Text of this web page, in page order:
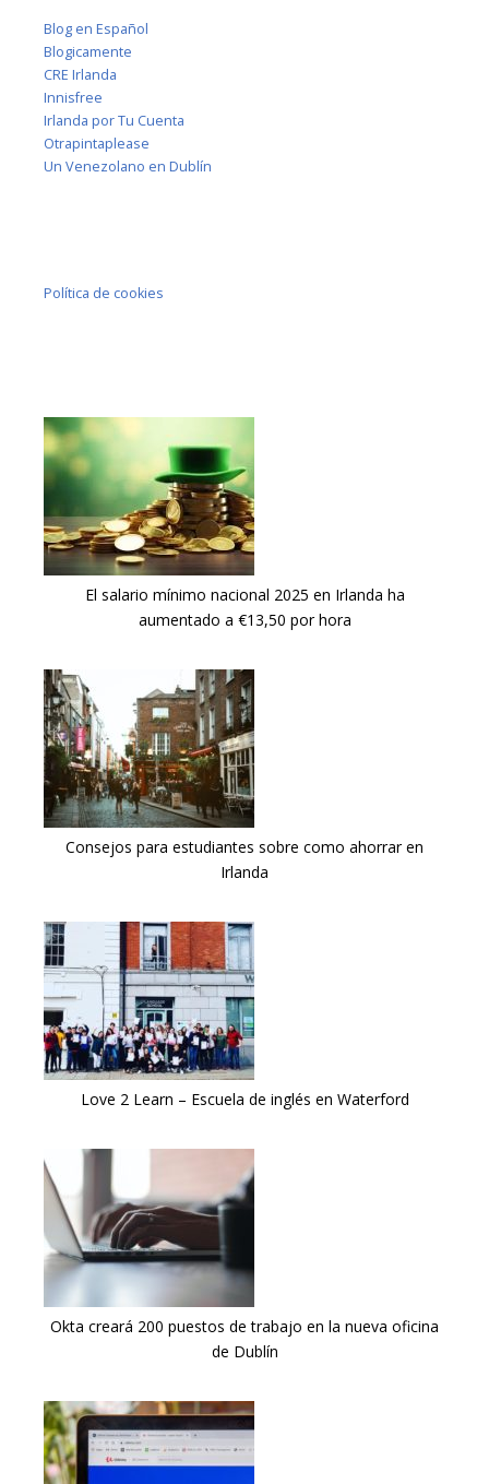
Blog en Español
Blogicamente
CRE Irlanda
Innisfree
Irlanda por Tu Cuenta
Otrapintaplease
Un Venezolano en Dublín
Política de cookies
El salario mínimo nacional 2025 en Irlanda ha
aumentado a €13,50 por hora
Consejos para estudiantes sobre como ahorrar en
Irlanda
Love 2 Learn – Escuela de inglés en Waterford
Okta creará 200 puestos de trabajo en la nueva oficina
de Dublín